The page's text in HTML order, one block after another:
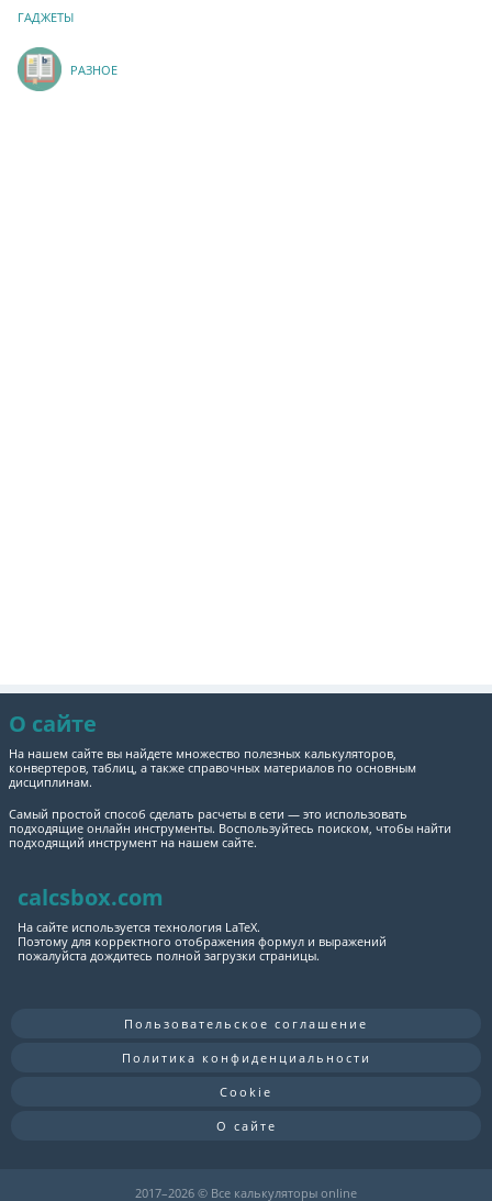
ГАДЖЕТЫ
РАЗНОЕ
О сайте
На нашем сайте вы найдете множество полезных калькуляторов,
конвертеров, таблиц, а также справочных материалов по основным
дисциплинам.
Самый простой способ сделать расчеты в сети — это использовать
подходящие онлайн инструменты. Воспользуйтесь поиском, чтобы найти
подходящий инструмент на нашем сайте.
calcsbox.com
На сайте используется технология LaTeX.
Поэтому для корректного отображения формул и выражений
пожалуйста дождитесь полной загрузки страницы.
Пользовательское соглашение
Политика конфиденциальности
Cookie
О сайте
2017–2026 © Все калькуляторы online